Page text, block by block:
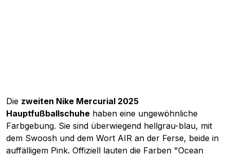
Die zweiten Nike Mercurial 2025
Hauptfußballschuhe haben eine ungewöhnliche
Farbgebung. Sie sind überwiegend hellgrau-blau, mit
dem Swoosh und dem Wort AIR an der Ferse, beide in
auffälligem Pink. Offiziell lauten die Farben "Ocean